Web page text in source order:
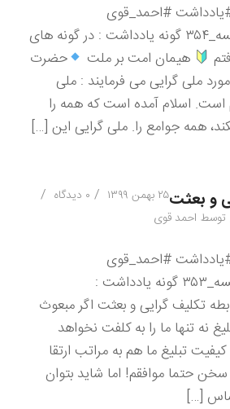
#احمد_قوی
#یادداشت_۸۹ #جلسه_۳۵۴ گونه یادداشت : در گونه های
هیمان امت بر ملت
حضرت
خرداد ۵۹ در مورد ملی گرایی می فرمایند : ملى
است. اسلام آمده است كه همه را
همه جوامع را. ملى گرايى اين […]
و بعثت۲۵ بهمن ۱۳۹۹ / ۰ دیدگاه /
توسط احمد قوی
#احمد_قوی
#یادداشت_۸۸ #جلسه_۳۵۳ گونه یادداشت :
تکلیف گرایی و بعثت اگر مبعوث
نه تنها ما را به کلفت نخواهد
تبلیغ ما هم به مراتب ارتقا
حتما موافقم! اما شاید بتوان
[…]